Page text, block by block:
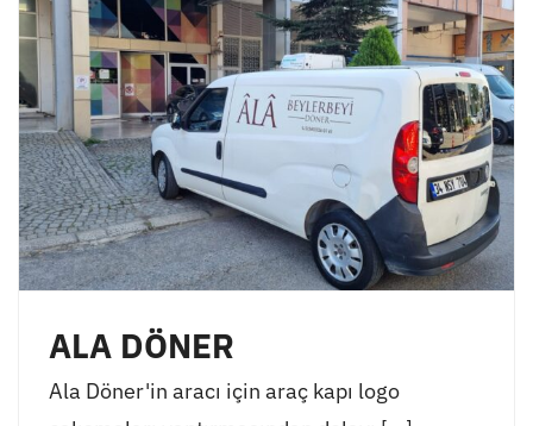
ALA DÖNER
Ala Döner'in aracı için araç kapı logo